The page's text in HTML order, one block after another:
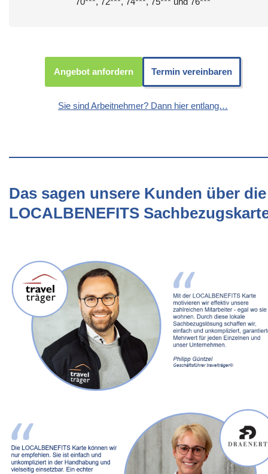
Angebot anfordern Termin vereinbaren
Sie sind Arbeitnehmer? Dann hier entlang…
Das sagen unsere Kunden über die
LOCALBENEFITS